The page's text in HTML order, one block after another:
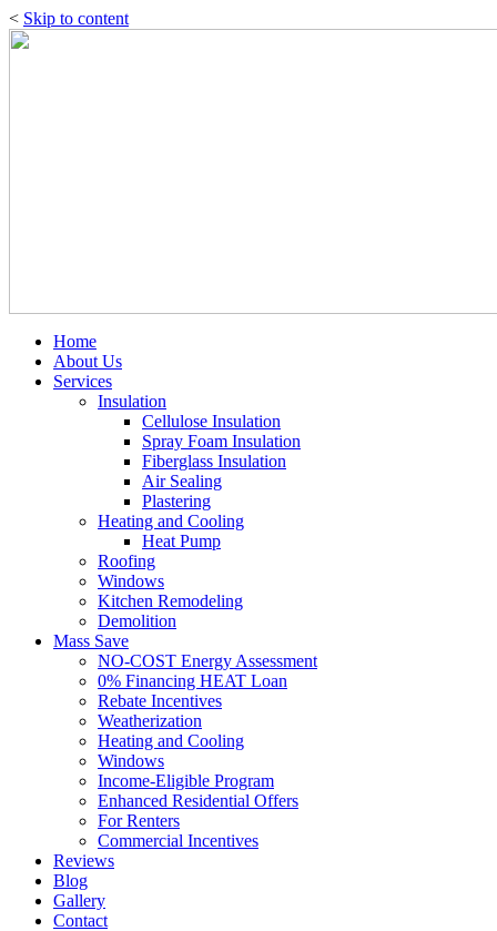
< Skip to content
Home
About Us
Services
Insulation
Cellulose Insulation
Spray Foam Insulation
Fiberglass Insulation
Air Sealing
Plastering
Heating and Cooling
Heat Pump
Roofing
Windows
Kitchen Remodeling
Demolition
Mass Save
NO-COST Energy Assessment
0% Financing HEAT Loan
Rebate Incentives
Weatherization
Heating and Cooling
Windows
Income-Eligible Program
Enhanced Residential Offers
For Renters
Commercial Incentives
Reviews
Blog
Gallery
Contact